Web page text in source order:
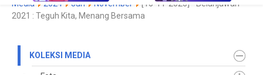
Media
2024 Jun November
[10-11-2020] - Belanjawan
2021 : Teguh Kita, Menang Bersama
KOLEKSI MEDIA